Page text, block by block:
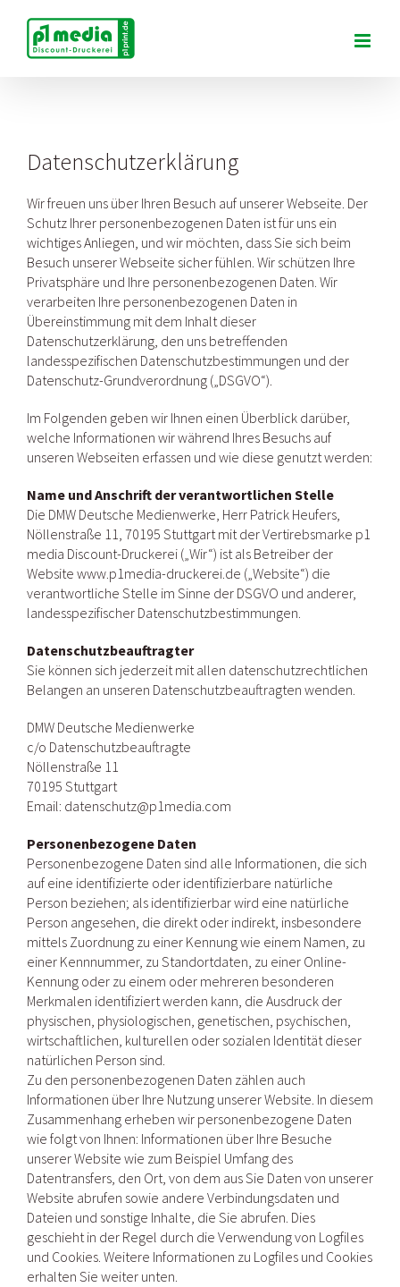
springen
Datenschutzerklärung
Wir freuen uns über Ihren Besuch auf unserer Webseite. Der
Schutz Ihrer personenbezogenen Daten ist für uns ein
wichtiges Anliegen, und wir möchten, dass Sie sich beim
Besuch unserer Webseite sicher fühlen. Wir schützen Ihre
Privatsphäre und Ihre personenbezogenen Daten. Wir
verarbeiten Ihre personenbezogenen Daten in
Übereinstimmung mit dem Inhalt dieser
Datenschutzerklärung, den uns betreffenden
landesspezifischen Datenschutzbestimmungen und der
Datenschutz-Grundverordnung („DSGVO“).
Im Folgenden geben wir Ihnen einen Überblick darüber,
welche Informationen wir während Ihres Besuchs auf
unseren Webseiten erfassen und wie diese genutzt werden:
Name und Anschrift der verantwortlichen Stelle
Die DMW Deutsche Medienwerke, Herr Patrick Heufers,
Nöllenstraße 11, 70195 Stuttgart mit der Vertirebsmarke p1
media Discount-Druckerei („Wir“) ist als Betreiber der
Website www.p1media-druckerei.de („Website“) die
verantwortliche Stelle im Sinne der DSGVO und anderer,
landesspezifischer Datenschutzbestimmungen.
Datenschutzbeauftragter
Sie können sich jederzeit mit allen datenschutzrechtlichen
Belangen an unseren Datenschutzbeauftragten wenden.
DMW Deutsche Medienwerke
c/o Datenschutzbeauftragte
Nöllenstraße 11
70195 Stuttgart
Email: datenschutz@p1media.com
Personenbezogene Daten
Personenbezogene Daten sind alle Informationen, die sich
auf eine identifizierte oder identifizierbare natürliche
Person beziehen; als identifizierbar wird eine natürliche
Person angesehen, die direkt oder indirekt, insbesondere
mittels Zuordnung zu einer Kennung wie einem Namen, zu
einer Kennnummer, zu Standortdaten, zu einer Online-
Kennung oder zu einem oder mehreren besonderen
Merkmalen identifiziert werden kann, die Ausdruck der
physischen, physiologischen, genetischen, psychischen,
wirtschaftlichen, kulturellen oder sozialen Identität dieser
natürlichen Person sind.
Zu den personenbezogenen Daten zählen auch
Informationen über Ihre Nutzung unserer Website. In diesem
Zusammenhang erheben wir personenbezogene Daten
wie folgt von Ihnen: Informationen über Ihre Besuche
unserer Website wie zum Beispiel Umfang des
Datentransfers, den Ort, von dem aus Sie Daten von unserer
Website abrufen sowie andere Verbindungsdaten und
Dateien und sonstige Inhalte, die Sie abrufen. Dies
geschieht in der Regel durch die Verwendung von Logfiles
und Cookies. Weitere Informationen zu Logfiles und Cookies
erhalten Sie weiter unten.